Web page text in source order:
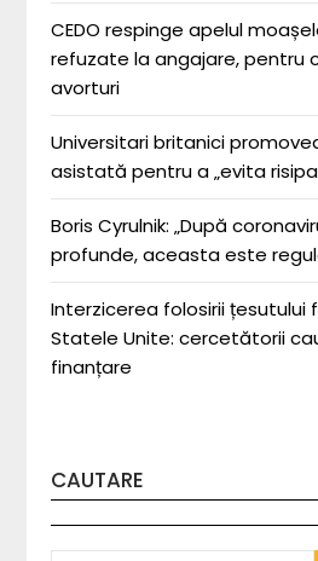
CEDO respinge apelul
refuzate la angajare, pentru
avorturi
Universitari britanici
asistată pentru a „evita
Boris Cyrulnik: „După
profunde, aceasta este
Interzicerea folosirii țesutului
Statele Unite: cercetătorii
finanțare
CAUTARE